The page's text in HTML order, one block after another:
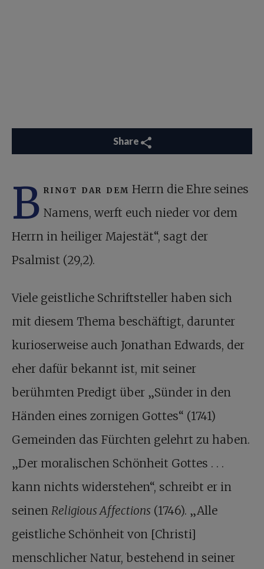
Share
B ringt dar dem Herrn die Ehre seines
Namens, werft euch nieder vor dem
Herrn in heiliger Majestät“, sagt der
Psalmist (29,2).
Viele geistliche Schriftsteller haben sich
mit diesem Thema beschäftigt, darunter
kurioserweise auch Jonathan Edwards, der
eher dafür bekannt ist, mit seiner
berühmten Predigt über „Sünder in den
Händen eines zornigen Gottes“ (1741)
Gemeinden das Fürchten gelehrt zu haben.
„Der moralischen Schönheit Gottes . . .
kann nichts widerstehen“, schreibt er in
seinen Religious Affections (1746). „Alle
geistliche Schönheit von [Christi]
menschlicher Natur, bestehend in seiner